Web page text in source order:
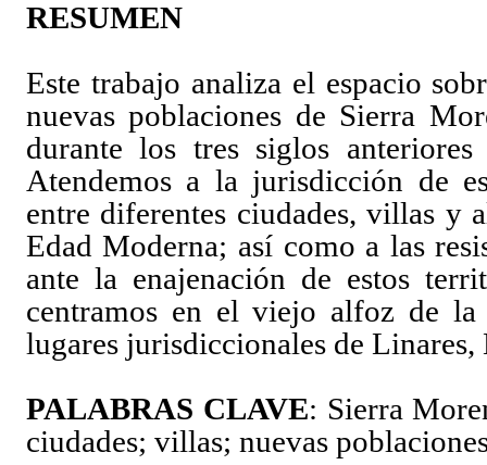
RESUMEN
Este trabajo analiza el espacio
nuevas poblaciones de Sierra
durante los tres siglos
Atendemos a la jurisdicción de
entre diferentes ciudades, villas y
Edad Moderna; así como a las
ante la enajenación de estos
centramos en el viejo alfoz de la
lugares jurisdiccionales de Linares,
PALABRAS CLAVE: Sierra
ciudades; villas; nuevas